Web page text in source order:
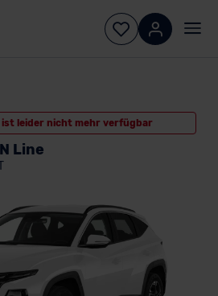
ist leider nicht mehr verfügbar
Line